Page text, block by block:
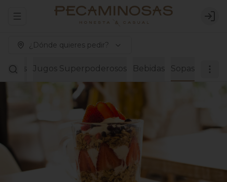
Abrir menu de navegación
¿Dónde quieres pedir?
Jugos Superpoderosos Bebidas Sopas